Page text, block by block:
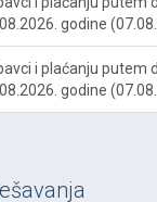
godine
i plaćanju putem
godine